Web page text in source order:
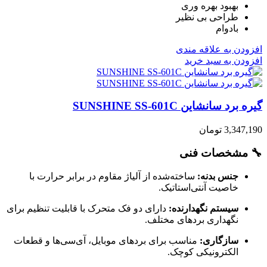
بهبود بهره وری
طراحی بی نظیر
بادوام
افزودن به علاقه مندی
افزودن به سبد خرید
گیره برد سانشاین SUNSHINE SS-601C
3,347,190 تومان
🔧 مشخصات فنی
جنس بدنه: ساخته‌شده از آلیاژ مقاوم در برابر حرارت با
خاصیت آنتی‌استاتیک.
سیستم نگهدارنده: دارای دو فک متحرک با قابلیت تنظیم برای
نگهداری بردهای مختلف.
سازگاری: مناسب برای بردهای موبایل، آی‌سی‌ها و قطعات
الکترونیکی کوچک.